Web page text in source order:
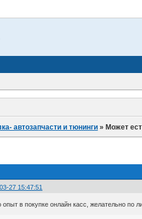
автозапчасти и тюнинги »Может
27 15:47:51
опыт в покупке онлайн касс, желательно по